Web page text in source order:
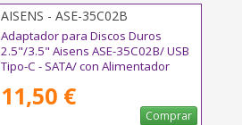
AISENS - ASE-35C02B
Adaptador para Discos Duros
2.5"/3.5" Aisens ASE-35C02B/ USB
Tipo-C - SATA/ con Alimentador
11,50 €
Comprar